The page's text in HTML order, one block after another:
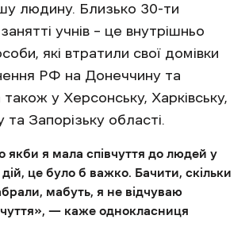
людину. Близько 30-ти
учнів – це внутрішньо
які втратили свої домівки
РФ на Донеччину та
у Херсонську, Харківську,
та Запорізьку області.
я мала співчуття до людей у
це було б важко. Бачити, скільки
мабуть, я не відчуваю
— каже однокласниця